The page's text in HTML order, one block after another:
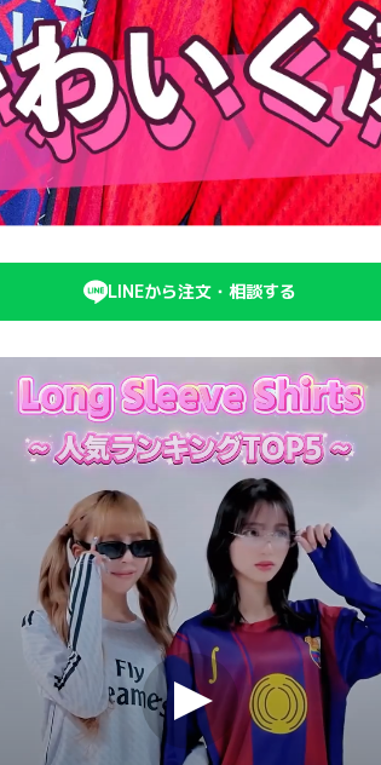
LINEから注文・相談する